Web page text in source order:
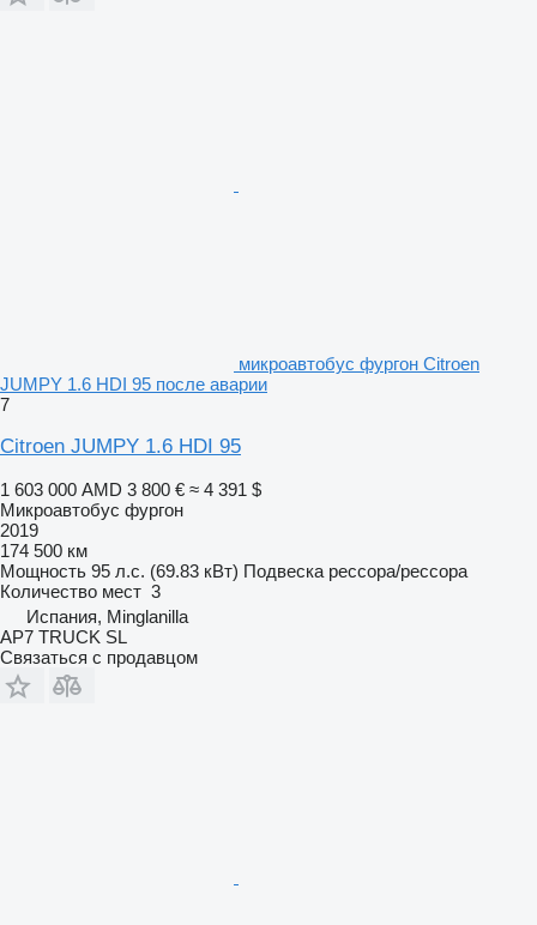
микроавтобус фургон Citroen
JUMPY 1.6 HDI 95 после аварии
7
Citroen JUMPY 1.6 HDI 95
1 603 000 AMD 3 800 € ≈ 4 391 $
Микроавтобус фургон
2019
174 500 км
Мощность 95 л.с. (69.83 кВт) Подвеска рессора/рессора
Количество мест 3
Испания, Minglanilla
AP7 TRUCK SL
Связаться с продавцом